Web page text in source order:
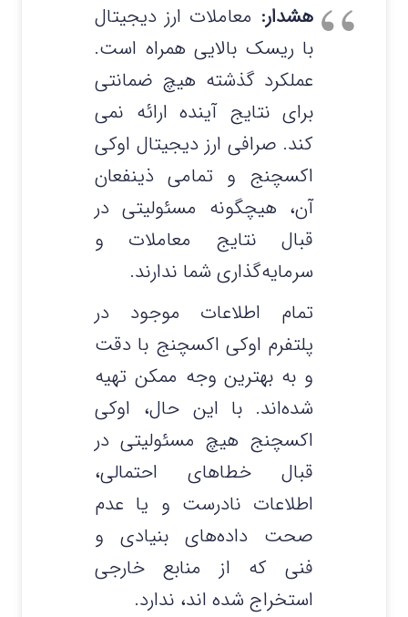
هشدار: معاملات ارز دیجیتال
با ریسک بالایی همراه است.
عملکرد گذشته هیچ ضمانتی
برای نتایج آینده ارائه نمی‌
کند. صرافی ارز دیجیتال اوکی
اکسچنج و تمامی ذینفعان
آن، هیچگونه مسئولیتی در
قبال نتایج معاملات و
سرمایه‌گذاری شما ندارند.
تمام اطلاعات موجود در
پلتفرم اوکی اکسچنج با دقت
و به بهترین وجه ممکن تهیه
شده‌اند. با این حال، اوکی
اکسچنج هیچ مسئولیتی در
قبال خطاهای احتمالی،
اطلاعات نادرست و یا عدم
صحت داده‌های بنیادی و
فنی که از منابع خارجی
استخراج شده‌ اند، ندارد.